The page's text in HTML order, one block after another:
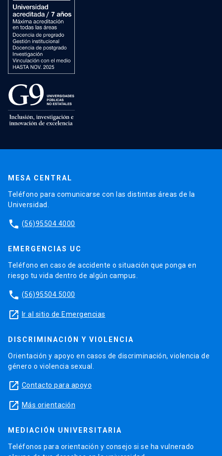
MESA CENTRAL
Teléfono para comunicarse con las distintas áreas de la
Universidad.
phone (56)95504 4000
EMERGENCIAS UC
Teléfono en caso de accidente o situación que ponga en
riesgo tu vida dentro de algún campus.
phone (56)95504 5000
launch Ir al sitio de Emergencias
DISCRIMINACIÓN Y VIOLENCIA
Orientación y apoyo en casos de discriminación, violencia de
género o violencia sexual.
launch Contacto para apoyo
launch Más orientación
MEDIACIÓN UNIVERSITARIA
Teléfonos para orientación y consejo si se ha vulnerado